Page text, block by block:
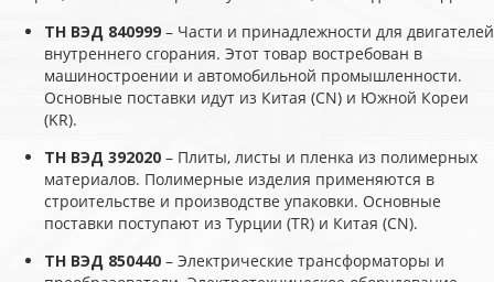
ТН ВЭД 840999 – Части и принадлежности для двигателей
внутреннего сгорания. Этот товар востребован в
машиностроении и автомобильной промышленности.
Основные поставки идут из Китая (CN) и Южной Кореи
(KR).
ТН ВЭД 392020 – Плиты, листы и пленка из полимерных
материалов. Полимерные изделия применяются в
строительстве и производстве упаковки. Основные
поставки поступают из Турции (TR) и Китая (CN).
ТН ВЭД 850440 – Электрические трансформаторы и